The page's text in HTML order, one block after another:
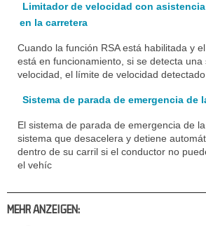
Limitador de velocidad con
en la carretera
Cuando la función RSA está habilitada y
está en funcionamiento, si se detecta una
velocidad, el límite de velocidad
Sistema de parada de emergencia de
El sistema de parada de emergencia de
sistema que desacelera y detiene
dentro de su carril si el conductor no
el vehíc
MEHR ANZEIGEN: